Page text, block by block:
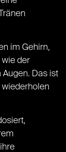
im Gehirn,
wie der
Das ist
wiederholen